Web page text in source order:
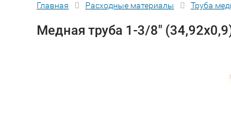
Главная Расходные материалы Труба
Медная труба 1-3/8"